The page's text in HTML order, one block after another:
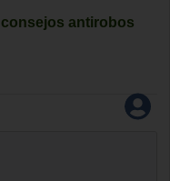
antirobos